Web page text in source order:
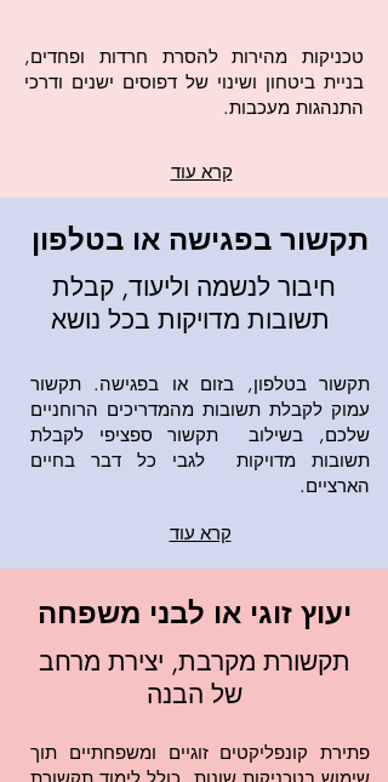
טכניקות מהירות להסרת חרדות ופחדים,
בניית ביטחון ושינוי של דפוסים ישנים ודרכי
התנהגות מעכבות.
קרא עוד
תקשור בפגישה או בטלפון
חיבור לנשמה וליעוד, קבלת
תקשור בטלפון, בזום או בפגישה. תקשור
עמוק לקבלת תשובות מהמדריכים הרוחניים
שלכם, בשילוב תקשור ספציפי לקבלת
תשובות מדויקות לגבי כל דבר בחיים
הארציים.
קרא עוד
יעוץ זוגי או לבני משפחה
תקשורת מקרבת, יצירת מרחב
של הבנה
פתירת קונפליקטים זוגיים ומשפחתיים תוך